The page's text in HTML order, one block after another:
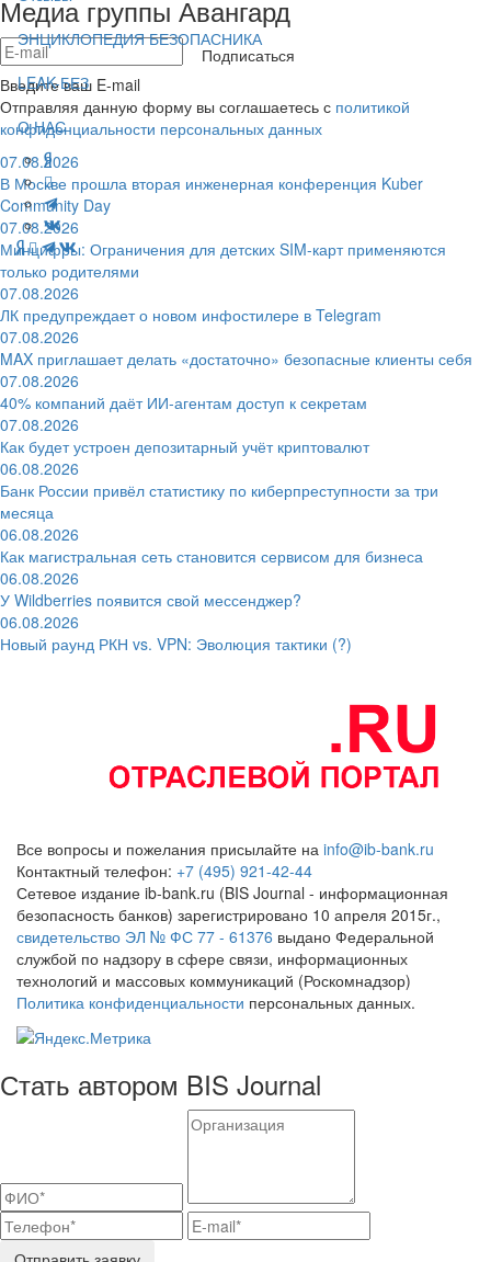
ЭНЦИКЛОПЕДИЯ БЕЗОПАСНИКА
LEAK-БЕЗ
О НАС
Медиа группы Авангард
Подписаться
Введите ваш E-mail
Отправляя данную форму вы соглашаетесь с политикой
конфиденциальности персональных данных
07.08.2026
В Москве прошла вторая инженерная конференция Kuber
Community Day
07.08.2026
Минцифры: Ограничения для детских SIM-карт применяются
только родителями
07.08.2026
ЛК предупреждает о новом инфостилере в Telegram
07.08.2026
MAX приглашает делать «достаточно» безопасные клиенты себя
07.08.2026
40% компаний даёт ИИ‑агентам доступ к секретам
07.08.2026
Как будет устроен депозитарный учёт криптовалют
06.08.2026
Банк России привёл статистику по киберпреступности за три
месяца
06.08.2026
Как магистральная сеть становится сервисом для бизнеса
06.08.2026
У Wildberries появится свой мессенджер?
06.08.2026
Новый раунд РКН vs. VPN: Эволюция тактики (?)
Все вопросы и пожелания присылайте на info@ib-bank.ru
Контактный телефон: +7 (495) 921-42-44
Сетевое издание ib-bank.ru (BIS Journal - информационная
безопасность банков) зарегистрировано 10 апреля 2015г.,
свидетельство ЭЛ № ФС 77 - 61376 выдано Федеральной
службой по надзору в сфере связи, информационных
технологий и массовых коммуникаций (Роскомнадзор)
Политика конфиденциальности персональных данных.
Стать автором BIS Journal